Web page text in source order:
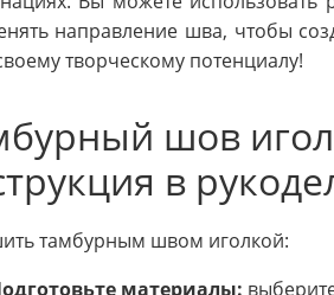
направление шва, чтобы
творческому потенциалу!
шов
в
тамбурным швом иголкой:
материалы: